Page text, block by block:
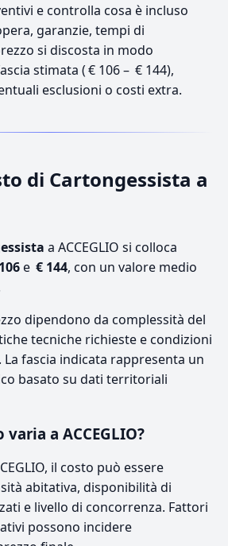
e controlla cosa è incluso
garanzie, tempi di
si discosta in modo
stimata ( € 106 – € 144),
esclusioni o costi extra.
di Cartongessista a
a ACCEGLIO si colloca
e € 144, con un valore medio
dipendono da complessità del
tecniche richieste e condizioni
fascia indicata rappresenta un
basato su dati territoriali
a ACCEGLIO?
il costo può essere
abitativa, disponibilità di
e livello di concorrenza. Fattori
possono incidere